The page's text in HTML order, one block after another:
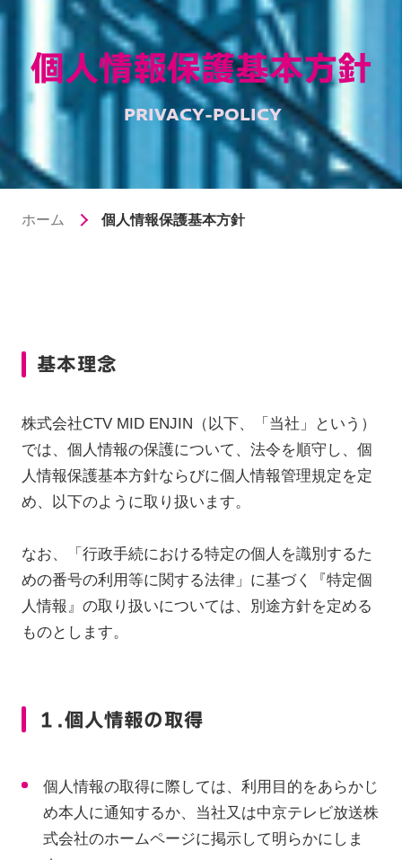
個人情報保護基本方針
PRIVACY-POLICY
ホーム 個人情報保護基本方針
基本理念
株式会社CTV MID ENJIN（以下、「当社」という）
では、個人情報の保護について、法令を順守し、個
人情報保護基本方針ならびに個人情報管理規定を定
め、以下のように取り扱います。
なお、「行政手続における特定の個人を識別するた
めの番号の利用等に関する法律」に基づく『特定個
人情報』の取り扱いについては、別途方針を定める
ものとします。
１.個人情報の取得
個人情報の取得に際しては、利用目的をあらかじ
め本人に通知するか、当社又は中京テレビ放送株
式会社のホームページに掲示して明らかにしま